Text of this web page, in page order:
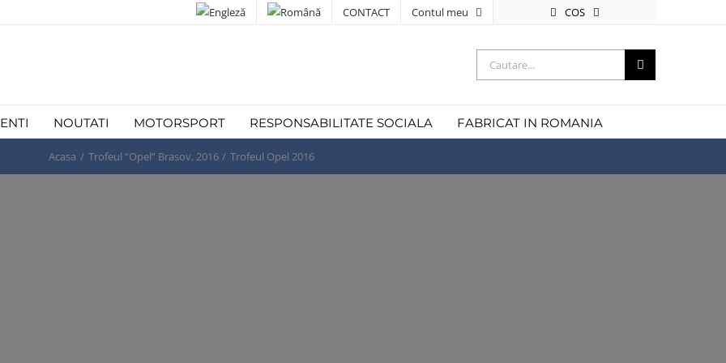
CONTACT Contul meu COS
Cautare...
NOUTATI MOTORSPORT RESPONSABILITATE SOCIALA FABRICAT IN ROMANIA
Acasa Trofeul “Opel” Brasov, 2016 Trofeul Opel 2016